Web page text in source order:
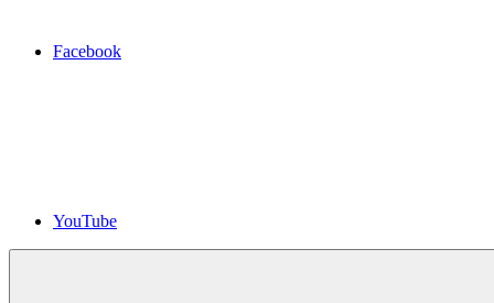
Facebook
YouTube